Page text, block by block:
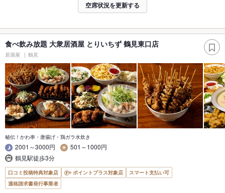
空席状況を更新する
食べ飲み放題 大衆居酒屋 とりいちず 鶴見東口店
居酒屋 鶴見
秘伝！かわ串・唐揚げ・鶏ガラ水炊き
2001～3000円
501～1000円
鶴見駅徒歩3分
口コミ投稿特典対象店 ポイントプラス対象店
スマート支払い可
適格請求書発行事業者